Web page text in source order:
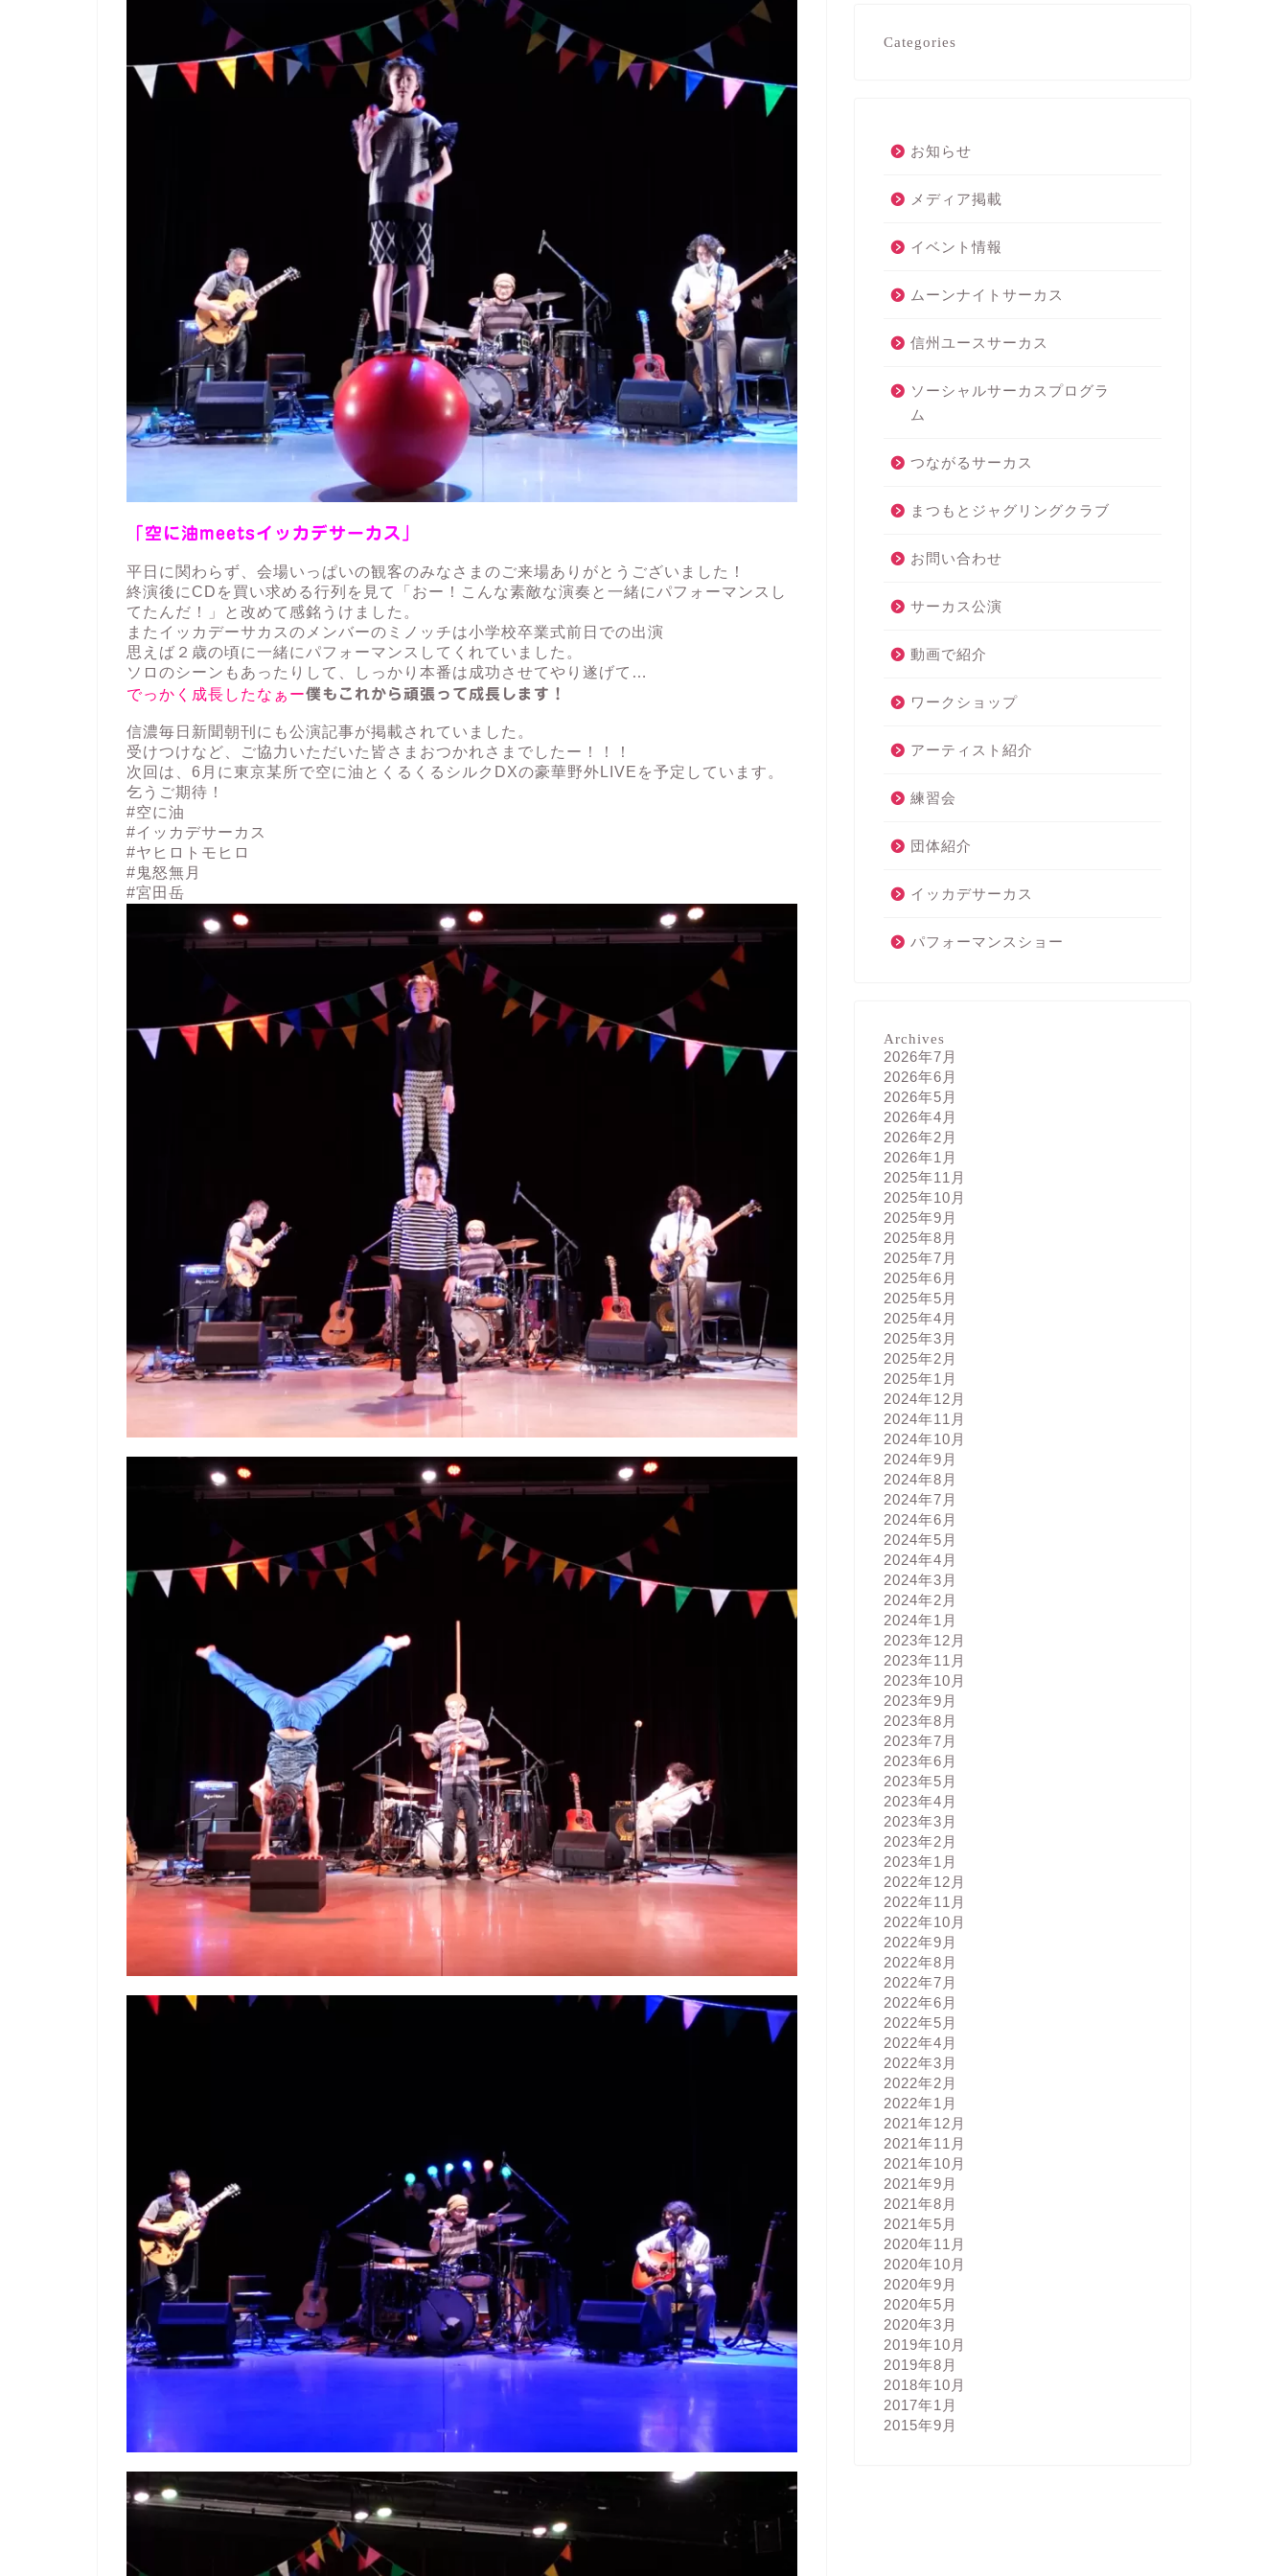
「空に油meetsイッカデサーカス」
平日に関わらず、会場いっぱいの観客のみなさまのご来場ありがとうございました！
終演後にCDを買い求める行列を見て「おー！こんな素敵な演奏と一緒にパフォーマンスし
てたんだ！」と改めて感銘うけました。
またイッカデーサカスのメンバーのミノッチは小学校卒業式前日での出演
思えば２歳の頃に一緒にパフォーマンスしてくれていました。
ソロのシーンもあったりして、しっかり本番は成功させてやり遂げて…
でっかく成長したなぁー僕もこれから頑張って成長します！
信濃毎日新聞朝刊にも公演記事が掲載されていました。
受けつけなど、ご協力いただいた皆さまおつかれさまでしたー！！！
次回は、6月に東京某所で空に油とくるくるシルクDXの豪華野外LIVEを予定しています。
乞うご期待！
#空に油
#イッカデサーカス
#ヤヒロトモヒロ
#鬼怒無月
#宮田岳
Categories
お知らせ
メディア掲載
イベント情報
ムーンナイトサーカス
信州ユースサーカス
ソーシャルサーカスプログラ
ム
つながるサーカス
まつもとジャグリングクラブ
お問い合わせ
サーカス公演
動画で紹介
ワークショップ
アーティスト紹介
練習会
団体紹介
イッカデサーカス
パフォーマンスショー
Archives
2026年7月
2026年6月
2026年5月
2026年4月
2026年2月
2026年1月
2025年11月
2025年10月
2025年9月
2025年8月
2025年7月
2025年6月
2025年5月
2025年4月
2025年3月
2025年2月
2025年1月
2024年12月
2024年11月
2024年10月
2024年9月
2024年8月
2024年7月
2024年6月
2024年5月
2024年4月
2024年3月
2024年2月
2024年1月
2023年12月
2023年11月
2023年10月
2023年9月
2023年8月
2023年7月
2023年6月
2023年5月
2023年4月
2023年3月
2023年2月
2023年1月
2022年12月
2022年11月
2022年10月
2022年9月
2022年8月
2022年7月
2022年6月
2022年5月
2022年4月
2022年3月
2022年2月
2022年1月
2021年12月
2021年11月
2021年10月
2021年9月
2021年8月
2021年5月
2020年11月
2020年10月
2020年9月
2020年5月
2020年3月
2019年10月
2019年8月
2018年10月
2017年1月
2015年9月